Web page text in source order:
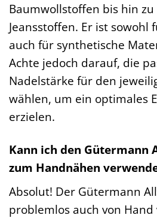
Baumwollstoffen bis hin
Jeansstoffen. Er ist sowohl
auch für synthetische
Achte jedoch darauf, die
Nadelstärke für den
wählen, um ein optimales
erzielen.
Kann ich den Gütermann
zum Handnähen
Absolut! Der Gütermann
problemlos auch von